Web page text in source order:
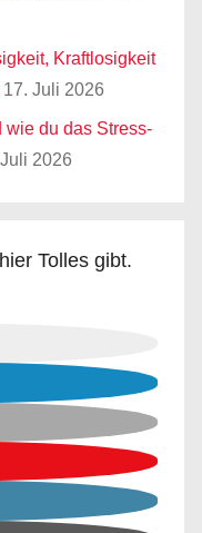
Kraftlosigkeit
17. Juli 2026
wie du das Stress-
2026
Tolles gibt.